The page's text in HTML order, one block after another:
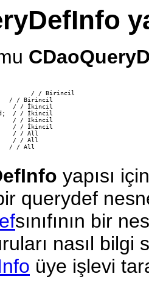
/ / Birincil
/ / Birincil
/ / İkincil
/ / İkincil
/ / İkincil
/ / İkincil
/ / All
/ / All
/ / All
yapısı
querydef
sınıfının bir
nasıl bilgi
üye işlevi